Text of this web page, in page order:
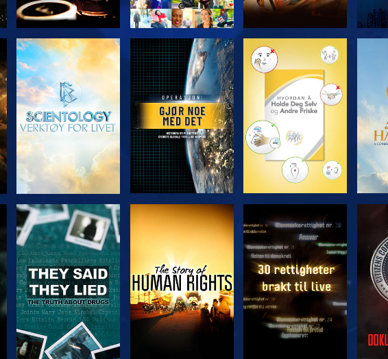
SE UTFORSK SERIEN UTFORSK SERIEN
SE SE